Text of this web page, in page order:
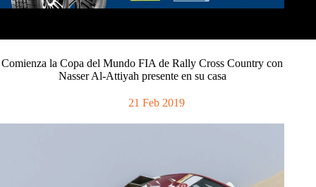
Comienza la Copa del Mundo FIA de Rally Cross Country con
Nasser Al-Attiyah presente en su casa
21 Feb 2019